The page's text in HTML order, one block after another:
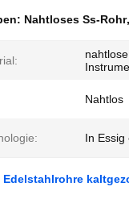
Nahtloses Ss-Rohr,
Nahtlos
In Essig
Edelstahlrohre